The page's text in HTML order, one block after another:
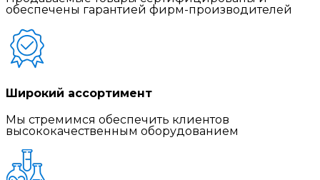
обеспечены гарантией фирм-производителей
Широкий ассортимент
Мы стремимся обеспечить клиентов
высококачественным оборудованием